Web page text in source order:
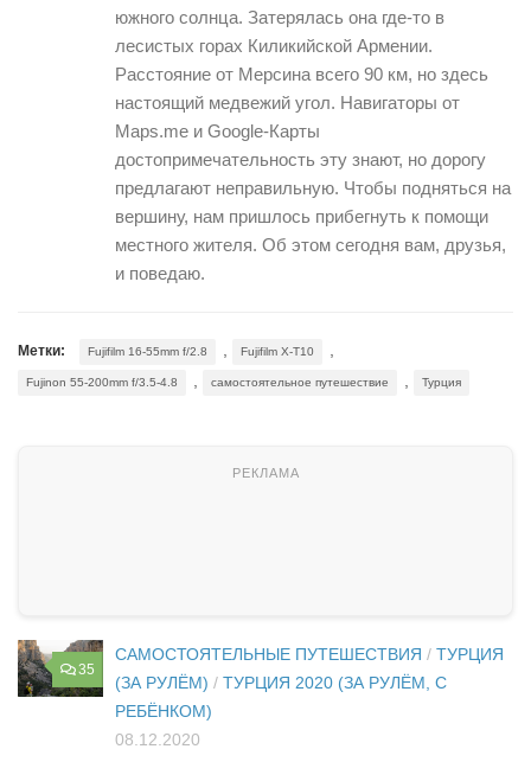
южного солнца. Затерялась она где-то в
лесистых горах Киликийской Армении.
Расстояние от Мерсина всего 90 км, но здесь
настоящий медвежий угол. Навигаторы от
Maps.me и Google-Карты
достопримечательность эту знают, но дорогу
предлагают неправильную. Чтобы подняться на
вершину, нам пришлось прибегнуть к помощи
местного жителя. Об этом сегодня вам, друзья,
и поведаю.
Метки: Fujifilm 16-55mm f/2.8 , Fujifilm X-T10 ,
Fujinon 55-200mm f/3.5-4.8 , самостоятельное путешествие , Турция
35
САМОСТОЯТЕЛЬНЫЕ ПУТЕШЕСТВИЯ / ТУРЦИЯ
(ЗА РУЛЁМ) / ТУРЦИЯ 2020 (ЗА РУЛЁМ, С
РЕБЁНКОМ)
08.12.2020